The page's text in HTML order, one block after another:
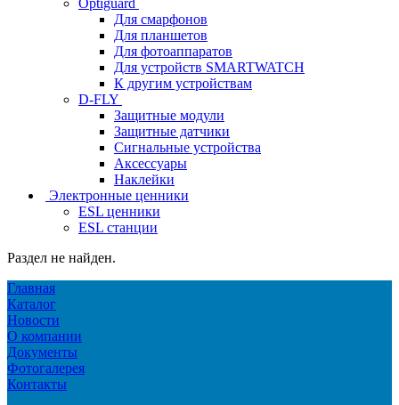
Для смарфонов
Для планшетов
Для фотоаппаратов
Для устройств SMARTWATCH
К другим устройствам
D-FLY
Защитные модули
Защитные датчики
Сигнальные устройства
Аксессуары
Наклейки
Электронные ценники
ESL ценники
ESL станции
Раздел не найден.
Главная
Каталог
Новости
О компании
Документы
Фотогалерея
Контакты